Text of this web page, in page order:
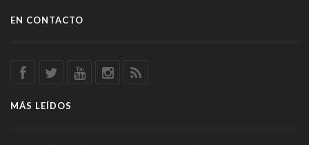
EN CONTACTO
MÁS LEÍDOS